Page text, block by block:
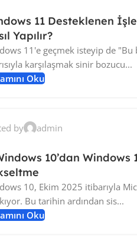
11 Desteklenen
Yapılır?
11'e geçmek isteyip de "Bu
karşılaşmak sinir bozucu...
Oku
by admin
10’dan Windows
10, Ekim 2025 itibarıyla
Bu tarihin ardından sis...
Oku